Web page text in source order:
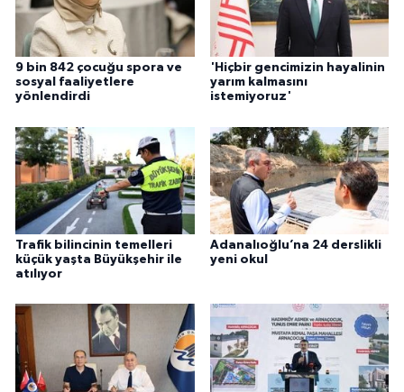
9 bin 842 çocuğu spora ve
sosyal faaliyetlere
yönlendirdi
'Hiçbir gencimizin hayalinin
yarım kalmasını
istemiyoruz'
Trafik bilincinin temelleri
küçük yaşta Büyükşehir ile
atılıyor
Adanalıoğlu’na 24 derslikli
yeni okul